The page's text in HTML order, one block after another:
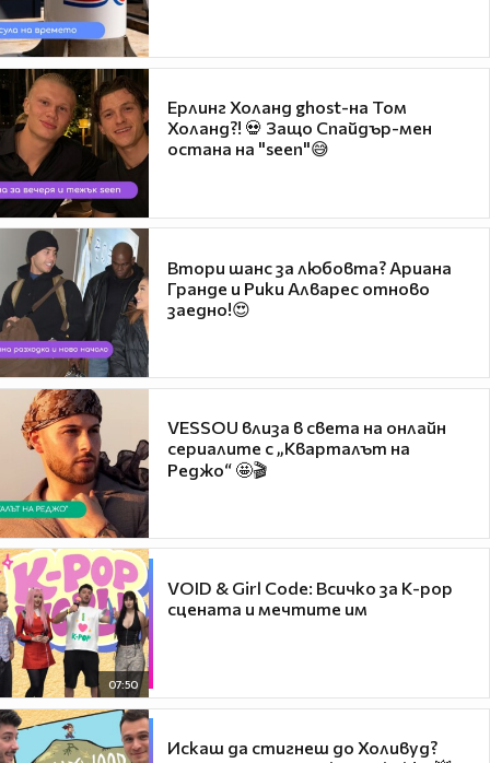
Ерлинг Холанд ghost-на Том
Холанд?! 💀 Защо Спайдър-мен
остана на "seen"😅
Втори шанс за любовта? Ариана
Гранде и Рики Алварес отново
заедно!😍
VESSOU влиза в света на онлайн
сериалите с „Кварталът на
Реджо“ 🤩🎬
07:50
VOID & Girl Code: Всичко за K-pop
сцената и мечтите им
Искаш да стигнеш до Холивуд?